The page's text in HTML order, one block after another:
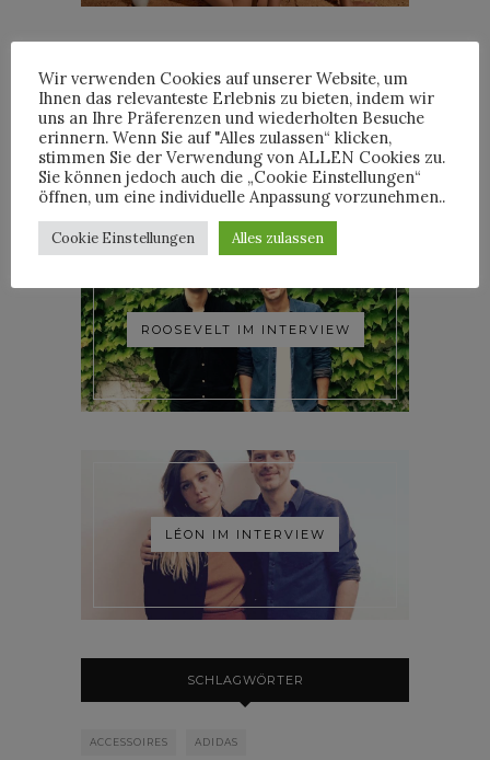
YOANN LEMOINE AKA
WOODKID IM INTERVIEW
ROOSEVELT IM INTERVIEW
LÉON IM INTERVIEW
SCHLAGWÖRTER
ACCESSOIRES ADIDAS
Wir verwenden Cookies auf unserer Website, um
Ihnen das relevanteste Erlebnis zu bieten, indem wir
uns an Ihre Präferenzen und wiederholten Besuche
erinnern. Wenn Sie auf "Alles zulassen“ klicken,
stimmen Sie der Verwendung von ALLEN Cookies zu.
Sie können jedoch auch die „Cookie Einstellungen“
öffnen, um eine individuelle Anpassung vorzunehmen..
Cookie Einstellungen Alles zulassen